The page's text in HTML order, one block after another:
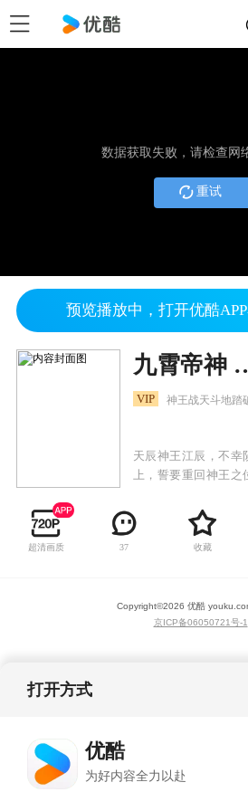
数据获取失败，请检查网
重试
预览播放中，打开优酷
九霄
VIP 神王战天斗地踏
天辰神王江辰，不幸
上，誓要重回神王
开苍天！
超清画质 37 收藏
Copyright©2026 优酷
京ICP备06050721号-1
打开方式
优酷
为好内容全力以赴